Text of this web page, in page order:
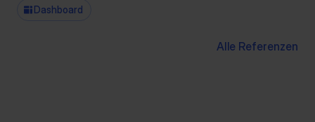
Dashboard
Alle Referenzen